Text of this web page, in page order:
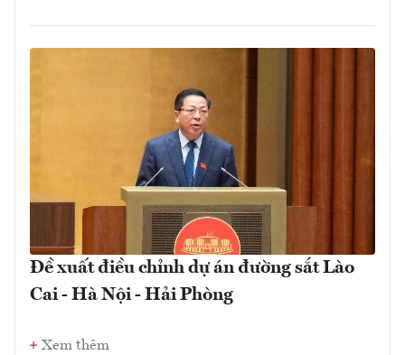
Đề xuất điều chỉnh dự án đường sắt Lào
Cai - Hà Nội - Hải Phòng
Xem thêm